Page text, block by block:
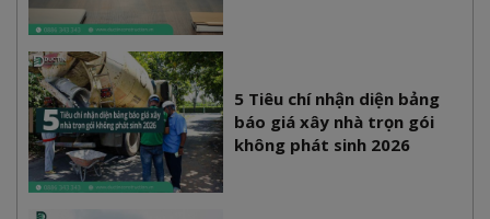
5 Tiêu chí nhận diện bảng
báo giá xây nhà trọn gói
không phát sinh 2026